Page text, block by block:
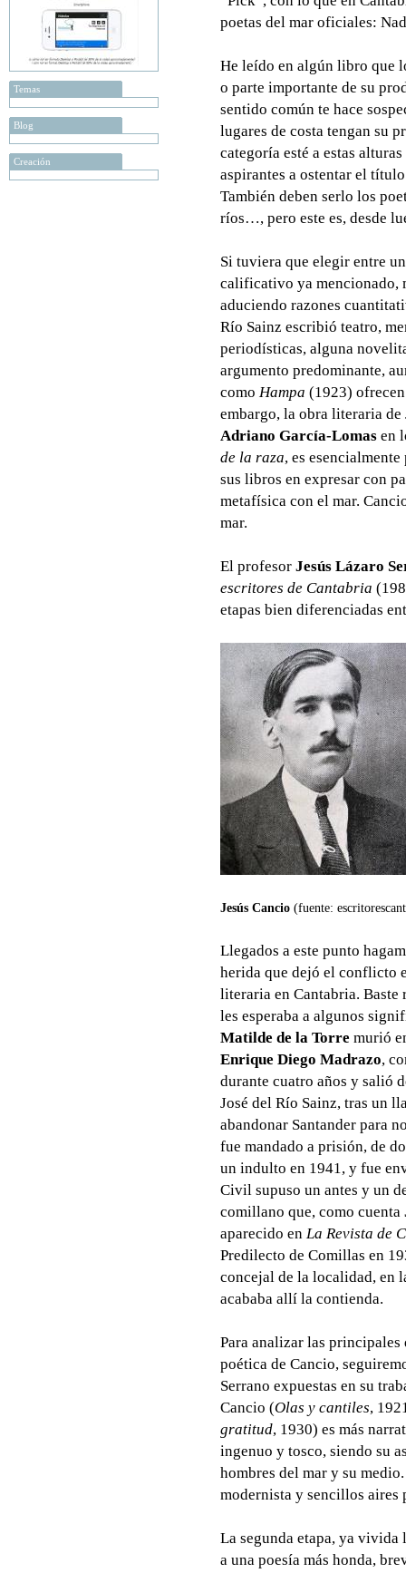
Temas
Blog
Creación
poetas del mar oficiales:
He leído en algún libro que
o parte importante de su
sentido común te hace
lugares de costa tengan su
categoría esté a estas
aspirantes a ostentar el
También deben serlo los
ríos…, pero este es, desde
Si tuviera que elegir entre
calificativo ya mencionado,
aduciendo razones
Río Sainz escribió teatro,
periodísticas, alguna
argumento predominante,
como Hampa (1923)
embargo, la obra literaria
Adriano García-Lomas en
de la raza, es
sus libros en expresar con
metafísica con el mar.
mar.
El profesor Jesús Lázaro
escritores de Cantabria
etapas bien diferenciadas
Jesús Cancio (fuente:
Llegados a este punto
herida que dejó el conflicto
literaria en Cantabria. Baste
les esperaba a algunos
Matilde de la Torre murió
Enrique Diego Madrazo,
durante cuatro años y salió
José del Río Sainz, tras un
abandonar Santander para
fue mandado a prisión, de
un indulto en 1941, y fue
Civil supuso un antes y un
comillano que, como cuenta
aparecido en La Revista de
Predilecto de Comillas en
concejal de la localidad, en
acababa allí la contienda.
Para analizar las
poética de Cancio,
Serrano expuestas en su
Cancio (Olas y cantiles,
gratitud, 1930) es más
ingenuo y tosco, siendo su
hombres del mar y su
modernista y sencillos aires
La segunda etapa, ya vivida
a una poesía más honda,